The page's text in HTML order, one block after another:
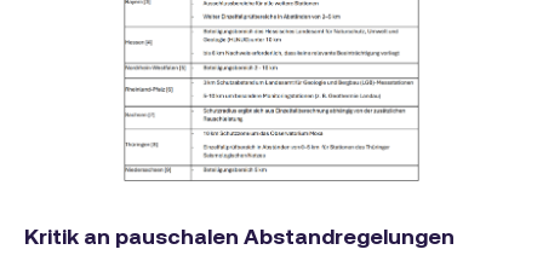
Kritik an pauschalen Abstandregelungen